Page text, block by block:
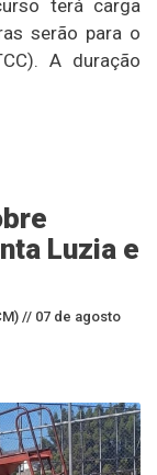
terá carga
serão para o
A duração
Luzia e
// 07 de agosto